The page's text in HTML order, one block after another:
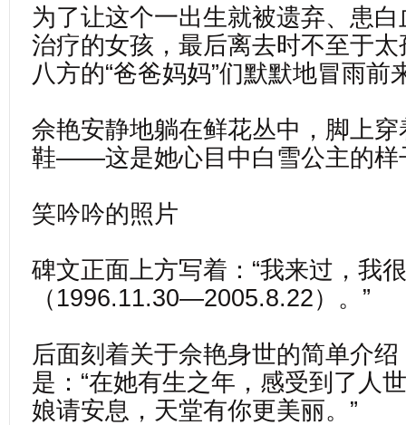
为了让这个一出生就被遗弃、患
治疗的女孩，最后离去时不至于
八方的“爸爸妈妈”们默默地冒雨前
佘艳安静地躺在鲜花丛中，脚上
鞋——这是她心目中白雪公主的样
笑吟吟的照片
碑文正面上方写着：“我来过，我
（1996.11.30—2005.8.22）。”
后面刻着关于佘艳身世的简单介
是：“在她有生之年，感受到了人
娘请安息，天堂有你更美丽。”